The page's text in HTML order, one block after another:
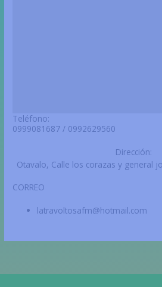
Teléfono:
0999081687 / 0992629560
Dirección:
Otavalo, Calle los corazas y general
CORREO
latravoltosafm@hotmail.com